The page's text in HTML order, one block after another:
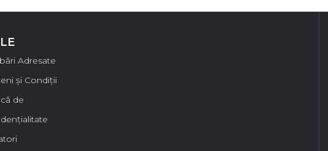
Adresate
și Condiții
de